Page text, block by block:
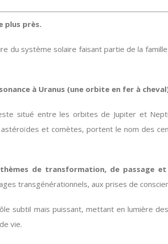
plus près.
du système solaire faisant partie de la
à Uranus (une orbite en fer à
situé entre les orbites de Jupiter et
et comètes, portent le nom des
de transformation, de passage
transgénérationnels, aux prises de
subtil mais puissant, mettant en lumière
vie.